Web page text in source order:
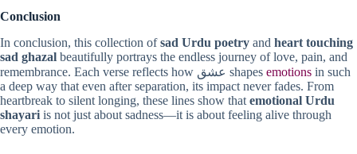
Conclusion
In conclusion, this collection ofsad Urdu poetry and heart touching
sad ghazal beautifully portrays the endless journey of love, pain, and
remembrance. Each verse reflects how عشق shapes emotions in such
a deep way that even after separation, its impact never fades. From
heartbreak to silent longing, these lines show that emotional Urdu
shayari is not just about sadness—it is about feeling alive through
every emotion.